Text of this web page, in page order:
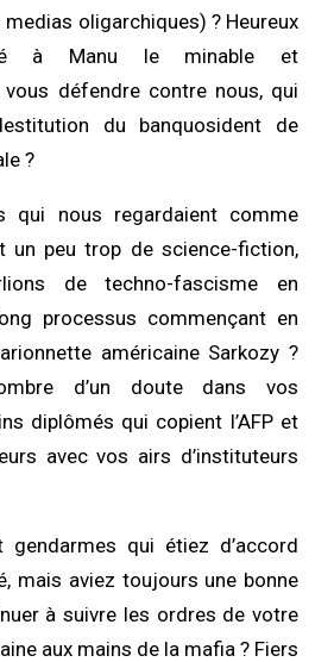
medias oligarchiques) ? Heureux
à Manu le minable et
vous défendre contre nous, qui
du banquosident de
?
qui nous regardaient comme
un peu trop de science-fiction,
de techno-fascisme en
processus commençant en
américaine Sarkozy ?
d’un doute dans vos
diplômés qui copient l’AFP et
avec vos airs d’instituteurs
qui étiez d’accord
mais aviez toujours une bonne
à suivre les ordres de votre
aux mains de la mafia ? Fiers